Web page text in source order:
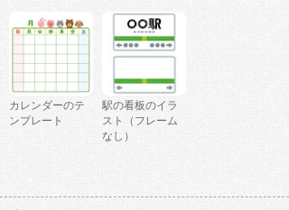
カレンダーのテ
ンプレート
駅の看板のイラ
スト（フレーム
なし）